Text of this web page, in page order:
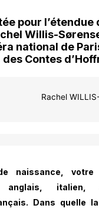
pour l’étendue
Willis-
national de
des Contes
Rachel
naissance,
anglais, italien,
Dans quelle